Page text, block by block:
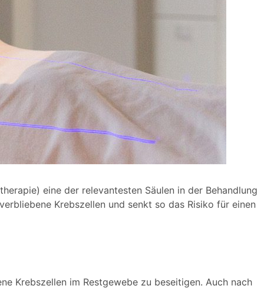
eine der relevantesten Säulen in der Behandlung
Krebszellen und senkt so das Risiko für einen
Krebszellen im Restgewebe zu beseitigen. Auch nach